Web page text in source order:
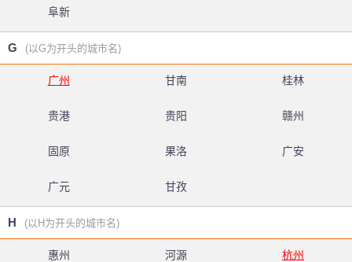
阜新
G (以G为开头的城市名)
广州 甘南 桂林
贵港 贵阳 赣州
固原 果洛 广安
广元 甘孜
H (以H为开头的城市名)
惠州 河源 杭州